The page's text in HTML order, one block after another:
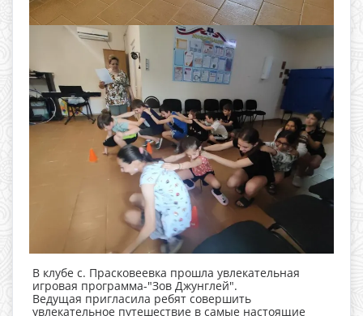
В клубе с. Прасковеевка прошла увлекательная
игровая программа-"Зов Джунглей".
Ведущая пригласила ребят совершить
увлекательное путешествие в самые настоящие